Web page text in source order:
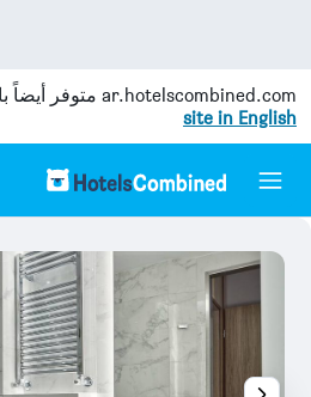
ar.hotelscombined.com متوفر أيضاً
site in English